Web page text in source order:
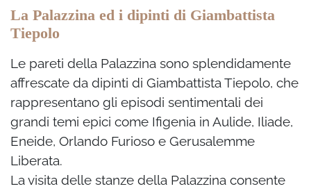
La Palazzina ed i dipinti di Giambattista
Tiepolo
Le pareti della Palazzina sono splendidamente
affrescate da dipinti di Giambattista Tiepolo, che
rappresentano gli episodi sentimentali dei
grandi temi epici come Ifigenia in Aulide, Iliade,
Eneide, Orlando Furioso e Gerusalemme
Liberata.
La visita delle stanze della Palazzina consente